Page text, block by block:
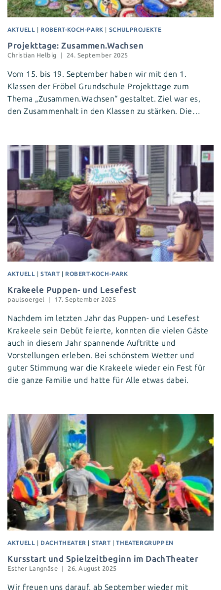
AKTUELL | ROBERT-KOCH-PARK | SCHULPROJEKTE
Projekttage: Zusammen.Wachsen
Christian Helbig 24. September 2025
Vom 15. bis 19. September haben wir mit den 1.
Klassen der Fröbel Grundschule Projekttage zum
Thema „Zusammen.Wachsen“ gestaltet. Ziel war es,
den Zusammenhalt in den Klassen zu stärken. Die…
AKTUELL |START | ROBERT-KOCH-PARK
Krakeele Puppen- und Lesefest
paulsoergel 17. September 2025
Nachdem im letzten Jahr das Puppen- und Lesefest
Krakeele sein Debüt feierte, konnten die vielen Gäste
auch in diesem Jahr spannende Auftritte und
Vorstellungen erleben. Bei schönstem Wetter und
guter Stimmung war die Krakeele wieder ein Fest für
die ganze Familie und hatte für Alle etwas dabei.
AKTUELL | DACHTHEATER | START |THEATERGRUPPEN
Kursstart und Spielzeitbeginn im DachTheater
Esther Langnäse 26. August 2025
Wir freuen uns darauf, ab September wieder mit